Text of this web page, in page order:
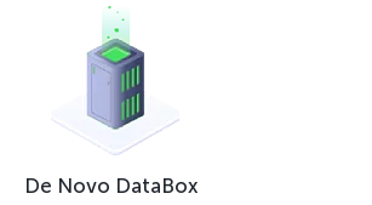
De Novo DataBox